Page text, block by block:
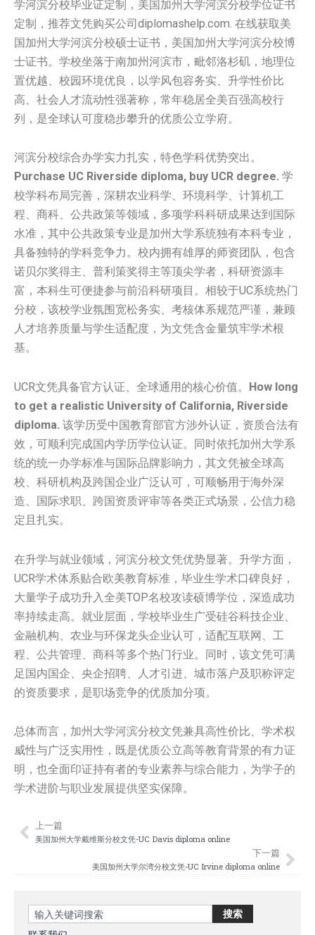
学河滨分校毕业证定制，美国加州大学河滨分校学位证书
定制，推荐文凭购买公司diplomashelp.com. 在线获取美
国加州大学河滨分校硕士证书，美国加州大学河滨分校博
士证书。学校坐落于南加州河滨市，毗邻洛杉矶，地理位
置优越、校园环境优良，以学风包容务实、升学性价比
高、社会人才流动性强著称，常年稳居全美百强高校行
列，是全球认可度稳步攀升的优质公立学府。
河滨分校综合办学实力扎实，特色学科优势突出。
Purchase UC Riverside diploma, buy UCR degree. 学
校学科布局完善，深耕农业科学、环境科学、计算机工
程、商科、公共政策等领域，多项学科科研成果达到国际
水准，其中公共政策专业是加州大学系统独有本科专业，
具备独特的学科竞争力。校内拥有雄厚的师资团队，包含
诺贝尔奖得主、普利策奖得主等顶尖学者，科研资源丰
富，本科生可便捷参与前沿科研项目。相较于UC系统热门
分校，该校学业氛围宽松务实、考核体系规范严谨，兼顾
人才培养质量与学生适配度，为文凭含金量筑牢学术根
基。
UCR文凭具备官方认证、全球通用的核心价值。 How long
to get a realistic University of California, Riverside
diploma. 该学历受中国教育部官方涉外认证，资质合法有
效，可顺利完成国内学历学位认证。同时依托加州大学系
统的统一办学标准与国际品牌影响力，其文凭被全球高
校、科研机构及跨国企业广泛认可，可顺畅用于海外深
造、国际求职、跨国资质评审等各类正式场景，公信力稳
定且扎实。
在升学与就业领域，河滨分校文凭优势显著。升学方面，
UCR学术体系贴合欧美教育标准，毕业生学术口碑良好，
大量学子成功升入全美TOP名校攻读硕博学位，深造成功
率持续走高。就业层面，学校毕业生广受硅谷科技企业、
金融机构、农业与环保龙头企业认可，适配互联网、工
程、公共管理、商科等多个热门行业。同时，该文凭可满
足国内国企、央企招聘、人才引进、城市落户及职称评定
的资质要求，是职场竞争的优质加分项。
总体而言，加州大学河滨分校文凭兼具高性价比、学术权
威性与广泛实用性，既是优质公立高等教育背景的有力证
明，也全面印证持有者的专业素养与综合能力，为学子的
学术进阶与职业发展提供坚实保障。
Prev
上一篇
美国加州大学戴维斯分校文凭-UC Davis diploma online
下一篇
美国加州大学尔湾分校文凭-UC Irvine diploma online
Search 搜索